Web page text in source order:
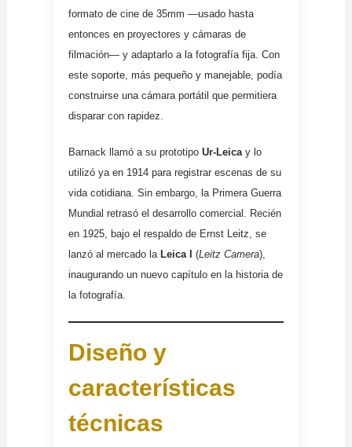
formato de cine de 35mm —usado hasta
entonces en proyectores y cámaras de
filmación— y adaptarlo a la fotografía fija. Con
este soporte, más pequeño y manejable, podía
construirse una cámara portátil que permitiera
disparar con rapidez.
Barnack llamó a su prototipo Ur-Leicay lo
utilizó ya en 1914 para registrar escenas de su
vida cotidiana. Sin embargo, la Primera Guerra
Mundial retrasó el desarrollo comercial. Recién
en 1925, bajo el respaldo de Ernst Leitz, se
lanzó al mercado la Leica I (Leitz Camera),
inaugurando un nuevo capítulo en la historia de
la fotografía.
Diseño y
características
técnicas